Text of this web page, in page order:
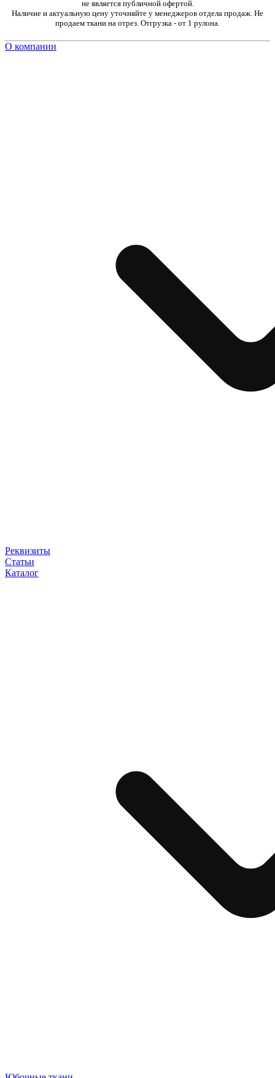
не является публичной офертой.
Наличие и актуальную цену уточняйте у менеджеров отдела продаж. Не
продаем ткани на отрез. Отгрузка - от 1 рулона.
О компании
Реквизиты
Статьи
Каталог